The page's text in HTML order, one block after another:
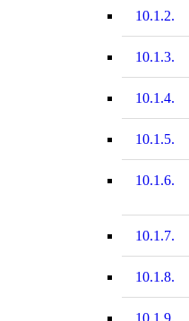
10.1.2.
10.1.3.
10.1.4.
10.1.5.
10.1.6.
10.1.7.
10.1.8.
10.1.9.